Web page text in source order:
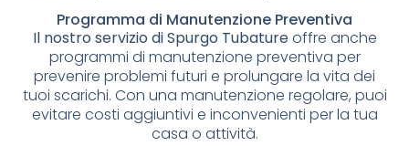
Programma di Manutenzione Preventiva
Il nostro servizio di Spurgo Tubatureoffre anche
programmi di manutenzione preventiva per
prevenire problemi futuri e prolungare la vita dei
tuoi scarichi. Con una manutenzione regolare, puoi
evitare costi aggiuntivi e inconvenienti per la tua
casa o attività.